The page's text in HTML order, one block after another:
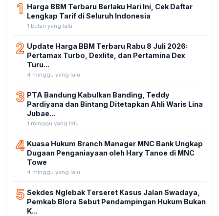
1
Harga BBM Terbaru Berlaku Hari Ini, Cek Daftar
Lengkap Tarif di Seluruh Indonesia
1 bulan yang lalu
2 Update Harga BBM Terbaru Rabu 8 Juli 2026:
Pertamax Turbo, Dexlite, dan Pertamina Dex
Turu...
4 minggu yang lalu
3 PTA Bandung Kabulkan Banding, Teddy
Pardiyana dan Bintang Ditetapkan Ahli Waris Lina
Jubae...
1 minggu yang lalu
4 Kuasa Hukum Branch Manager MNC Bank Ungkap
Dugaan Penganiayaan oleh Hary Tanoe di MNC
Towe
4 minggu yang lalu
5 Sekdes Nglebak Terseret Kasus Jalan Swadaya,
Pemkab Blora Sebut Pendampingan Hukum Bukan
K...